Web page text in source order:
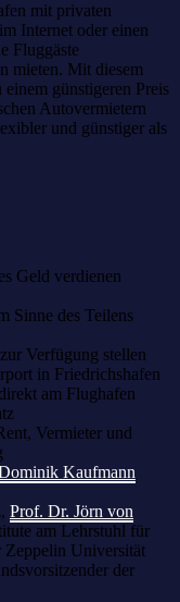
mit privaten
Internet oder einen
Fluggäste
mieten. Mit diesem
günstigeren Preis
Autovermietern
und günstiger als
Geld verdienen
Sinne des Teilens
Verfügung stellen
in Friedrichshafen
am Flughafen
Vermieter und
Kaufmann
Prof. Dr. Jörn von
am Lehrstuhl für
Zeppelin Universität
der